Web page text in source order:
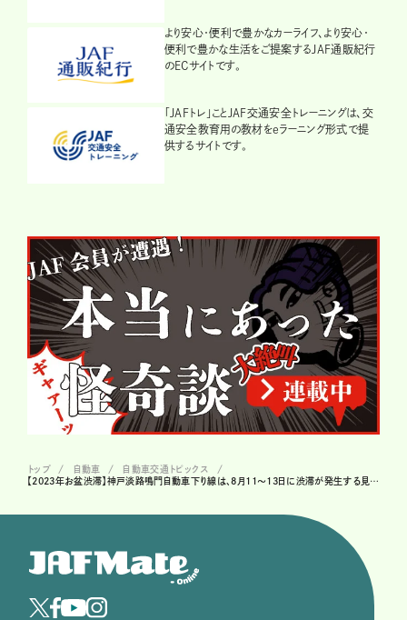
より安心・便利で豊かなカーライフ、より安心・
便利で豊かな生活をご提案するJAF通販紀行
のECサイトです。
「JAFトレ」ことJAF交通安全トレーニングは、交
通安全教育用の教材をeラーニング形式で提
供するサイトです。
トップ 自動車
自動車交通トピックス
【2023年お盆渋滞】神戸淡路鳴門自動車下り線は、8月11～13日に渋滞が発生する見込み